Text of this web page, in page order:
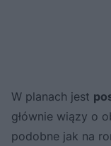
W planach jest
głównie wiązy o
podobne jak na